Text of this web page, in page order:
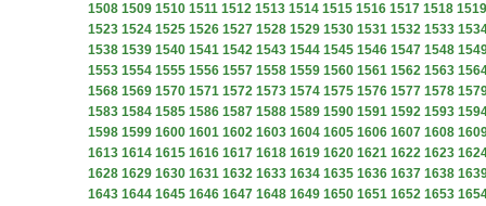
1508 1509 1510 1511 1512 1513 1514 1515 1516 1517 1518 1519
1523 1524 1525 1526 1527 1528 1529 1530 1531 1532 1533
1538 1539 1540 1541 1542 1543 1544 1545 1546 1547 1548
1553 1554 1555 1556 1557 1558 1559 1560 1561 1562 1563
1568 1569 1570 1571 1572 1573 1574 1575 1576 1577 1578
1583 1584 1585 1586 1587 1588 1589 1590 1591 1592 1593
1598 1599 1600 1601 1602 1603 1604 1605 1606 1607 1608
1613 1614 1615 1616 1617 1618 1619 1620 1621 1622 1623
1628 1629 1630 1631 1632 1633 1634 1635 1636 1637 1638
1643 1644 1645 1646 1647 1648 1649 1650 1651 1652 1653